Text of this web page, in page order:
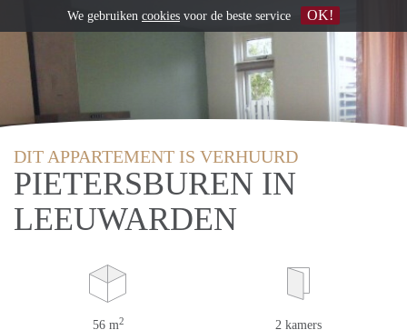
DIT APPARTEMENT IS VERHUURD
PIETERSBUREN IN
LEEUWARDEN
56 m2 2 kamers
We gebruiken cookies voor de beste service OK!